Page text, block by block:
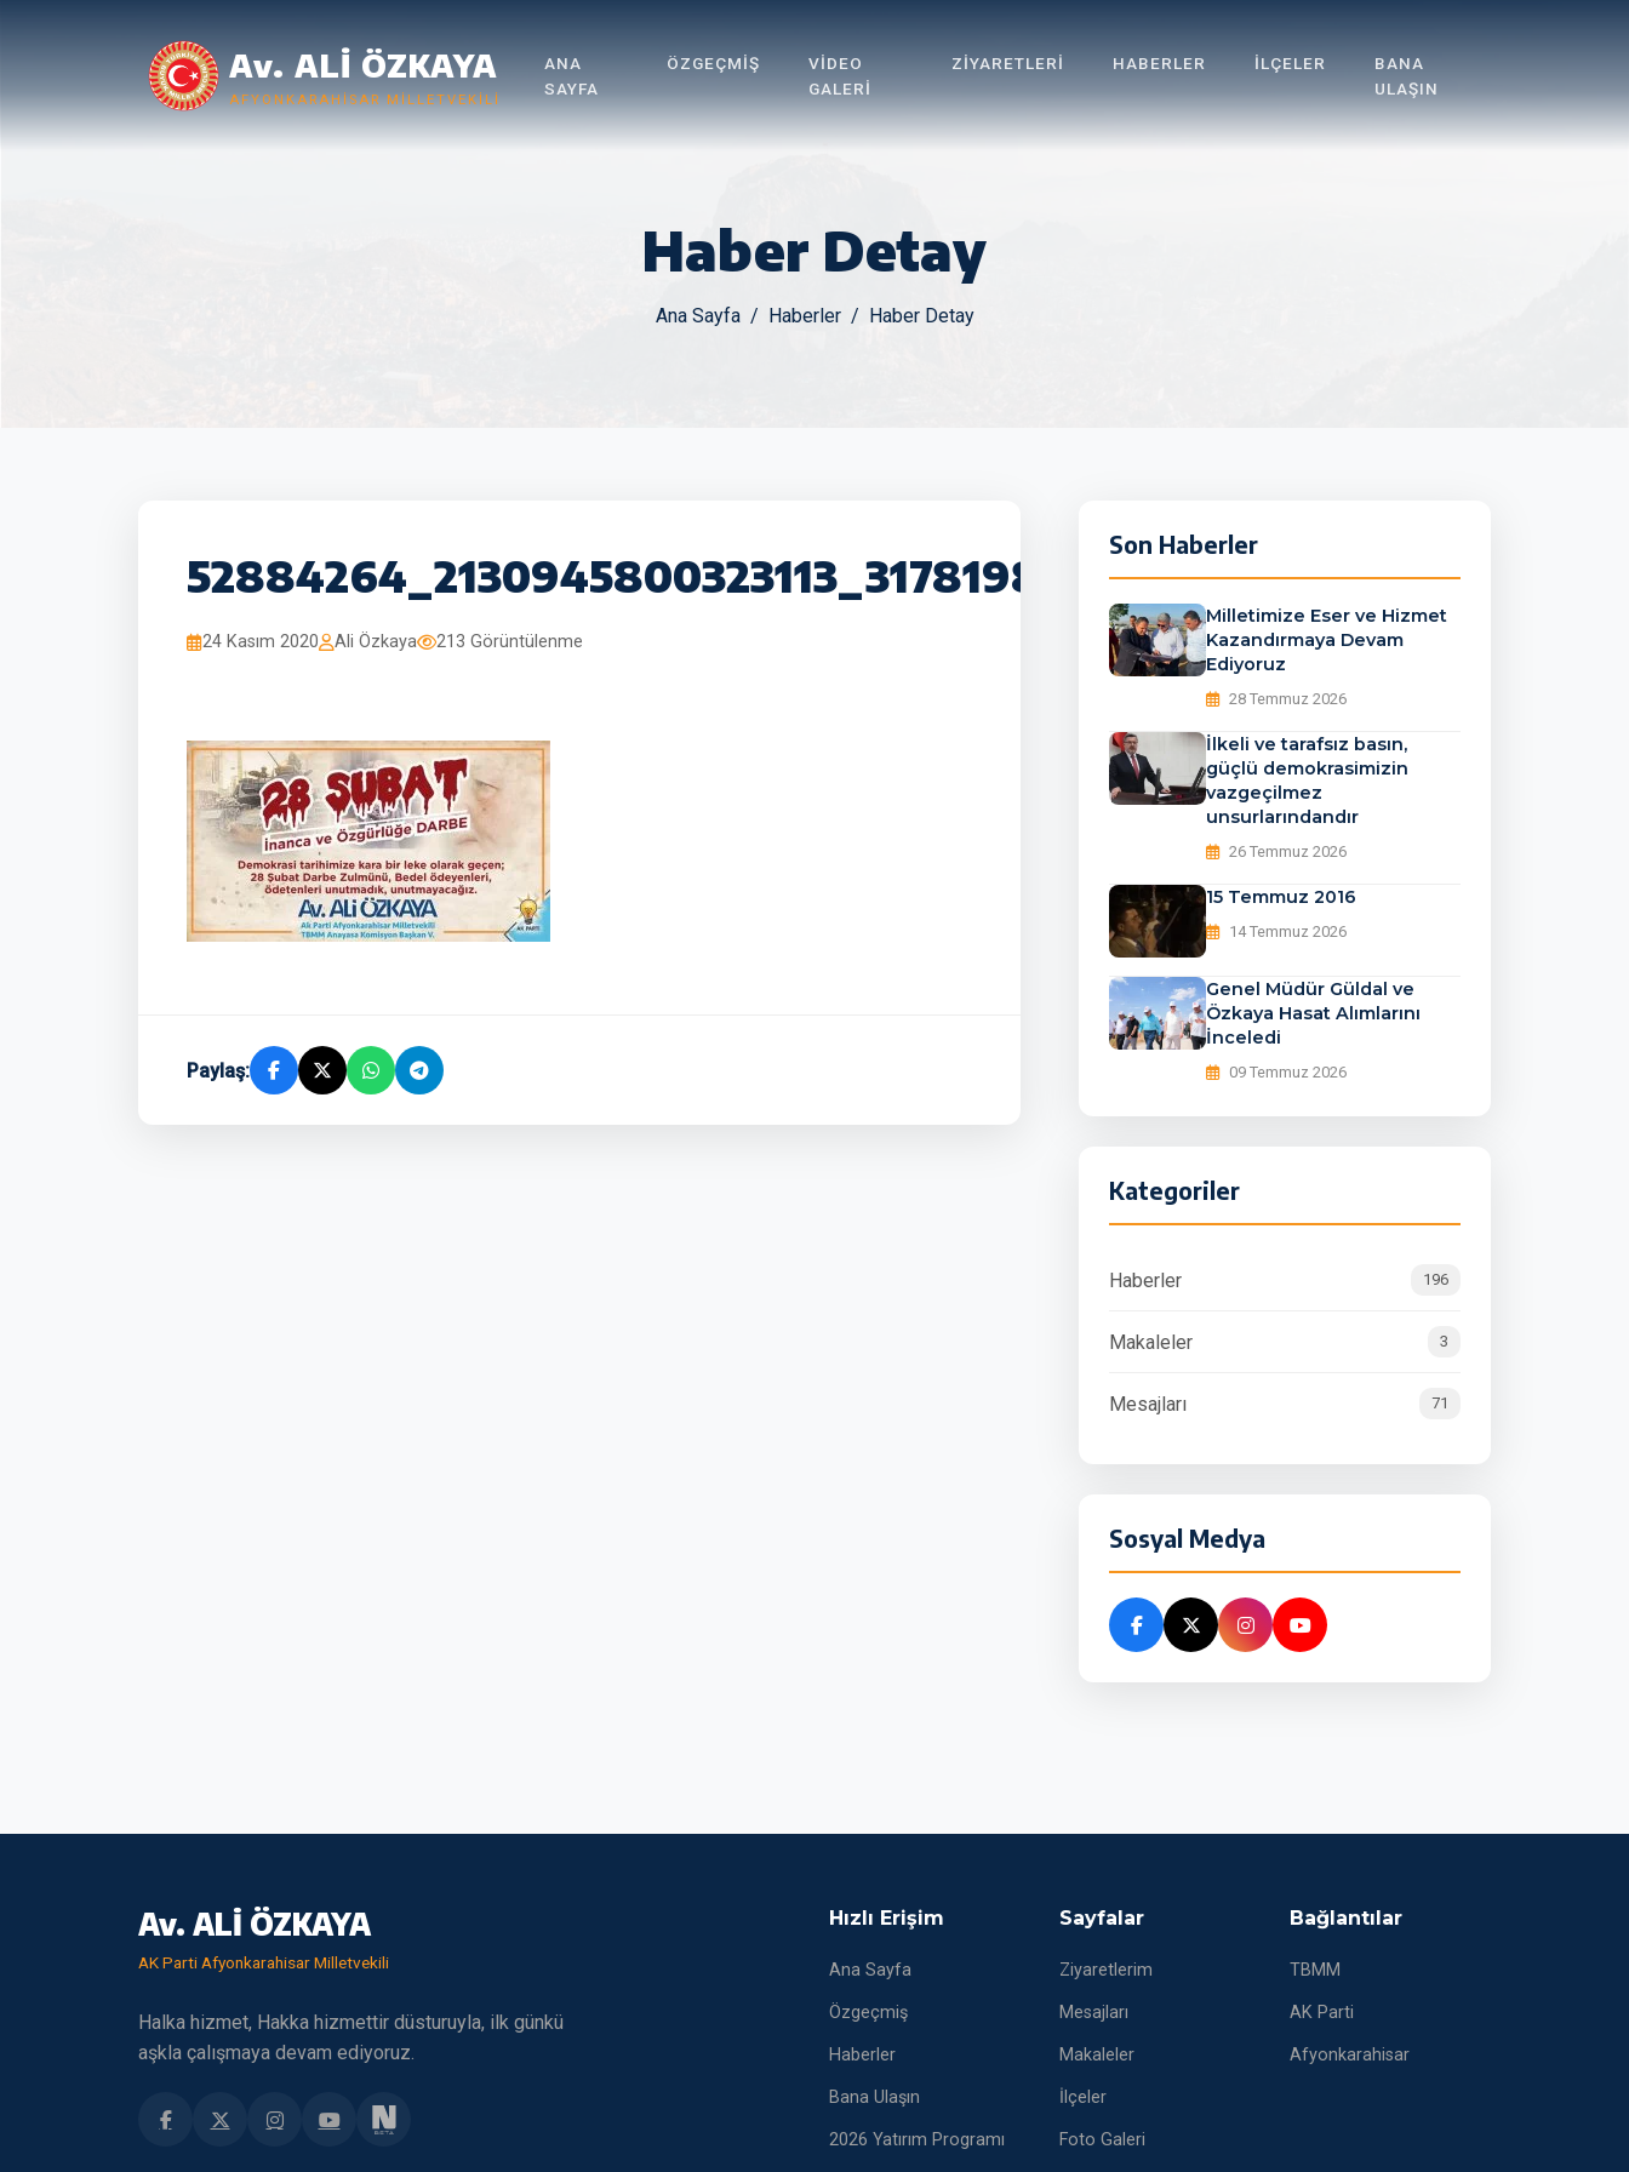
Av. ALİ ÖZKAYA
AFYONKARAHISAR MILLETVEKILI
ANA
SAYFA
ÖZGEÇMIŞ
VIDEO
GALERI
ZIYARETLERI HABERLER İLÇELER
BANA
ULAŞIN
Haber Detay
Ana Sayfa Haberler Haber Detay
24 Kasım 2020 Ali Özkaya 213 Görüntülenme
Paylaş:
Son Haberler
Milletimize Eser ve Hizmet
Kazandırmaya Devam
Ediyoruz
28 Temmuz 2026
İlkeli ve tarafsız basın,
güçlü demokrasimizin
vazgeçilmez
unsurlarındandır
26 Temmuz 2026
15 Temmuz 2016
14 Temmuz 2026
Genel Müdür Güldal ve
Özkaya Hasat Alımlarını
İnceledi
09 Temmuz 2026
Kategoriler
Haberler 196
Makaleler 3
Mesajları 71
Sosyal Medya
Av. ALİ ÖZKAYA
AK Parti Afyonkarahisar Milletvekili
Halka hizmet, Hakka hizmettir düsturuyla, ilk günkü
aşkla çalışmaya devam ediyoruz.
Hızlı Erişim
Ana Sayfa
Özgeçmiş
Haberler
Bana Ulaşın
2026 Yatırım Programı
Sayfalar
Ziyaretlerim
Mesajları
Makaleler
İlçeler
Foto Galeri
Bağlantılar
TBMM
AK Parti
Afyonkarahisar